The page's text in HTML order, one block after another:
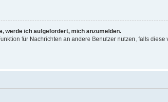
werde ich aufgefordert, mich anzumelden.
für Nachrichten an andere Benutzer nutzen, falls